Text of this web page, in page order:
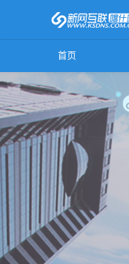
更多产品
首页